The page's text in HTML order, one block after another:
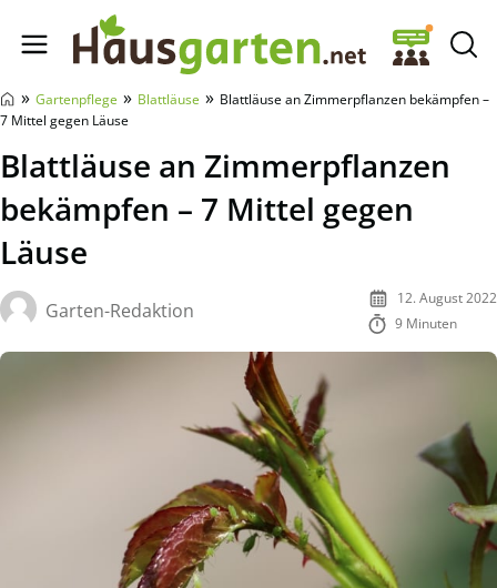
Hausgarten.net
» Gartenpflege » Blattläuse » Blattläuse an Zimmerpflanzen bekämpfen –
7 Mittel gegen Läuse
Blattläuse an Zimmerpflanzen
bekämpfen – 7 Mittel gegen
Läuse
Garten-Redaktion
12. August 2022
9 Minuten